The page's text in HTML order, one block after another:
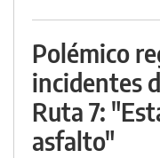
Polémico
incidentes
Ruta 7:
asfalto"